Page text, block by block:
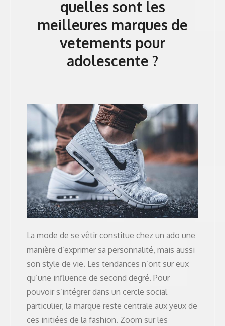
quelles sont les
meilleures marques de
vetements pour
adolescente ?
La mode de se vêtir constitue chez un ado une
manière d’exprimer sa personnalité, mais aussi
son style de vie. Les tendances n’ont sur eux
qu’une influence de second degré. Pour
pouvoir s’intégrer dans un cercle social
particulier, la marque reste centrale aux yeux de
ces initiées de la fashion. Zoom sur les